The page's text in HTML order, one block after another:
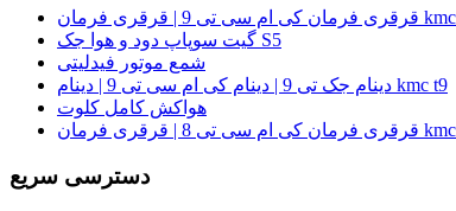
گیت سوپاپ دود و هوا جک S5
شمع موتور فیدلیتی
دینام جک تی 9 | دینام کی ام سی تی 9 | دینام kmc t9
هواکش کامل کلوت
دسترسی سریع